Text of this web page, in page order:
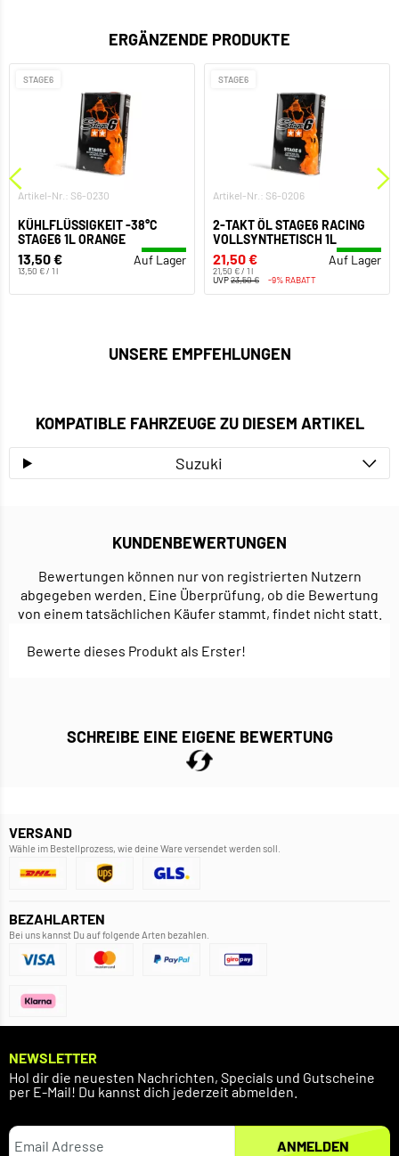
ERGÄNZENDE PRODUKTE
STAGE6
Artikel-Nr.: S6-0230
KÜHLFLÜSSIGKEIT -38°C
STAGE6 1L ORANGE
13,50 €
13,50 € / 1 l
Auf Lager
STAGE6
Artikel-Nr.: S6-0206
2-TAKT ÖL STAGE6 RACING
VOLLSYNTHETISCH 1L
21,50 €
21,50 € / 1 l
Auf Lager
UVP23,50 € -9% RABATT
UNSERE EMPFEHLUNGEN
KOMPATIBLE FAHRZEUGE ZU DIESEM ARTIKEL
Suzuki
KUNDENBEWERTUNGEN
Bewertungen können nur von registrierten Nutzern
abgegeben werden. Eine Überprüfung, ob die Bewertung
von einem tatsächlichen Käufer stammt, findet nicht statt.
Bewerte dieses Produkt als Erster!
SCHREIBE EINE EIGENE BEWERTUNG
VERSAND
Wähle im Bestellprozess, wie deine Ware versendet werden soll.
BEZAHLARTEN
Bei uns kannst Du auf folgende Arten bezahlen.
NEWSLETTER
Hol dir die neuesten Nachrichten, Specials und Gutscheine
per E-Mail! Du kannst dich jederzeit abmelden.
ANMELDEN